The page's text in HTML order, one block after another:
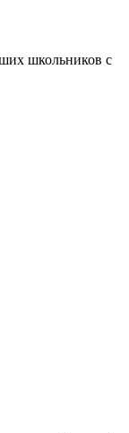
школьников с